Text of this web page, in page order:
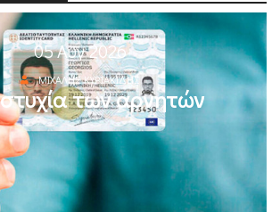
05 Αυγ 2026
ΜΙΧΆΛΗΣ ΚΥΡΙΑΚΊΔΗΣ
των αρνητών